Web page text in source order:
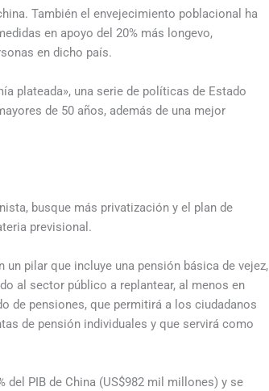
También el envejecimiento poblacional ha
en apoyo del 20% más longevo,
en dicho país.
plateada», una serie de políticas de Estado
de 50 años, además de una mejor
busque más privatización y el plan de
materia previsional.
pilar que incluye una pensión básica de vejez,
al sector público a replantear, al menos en
de pensiones, que permitirá a los ciudadanos
de pensión individuales y que servirá como
del PIB de China (US$982 mil millones) y se